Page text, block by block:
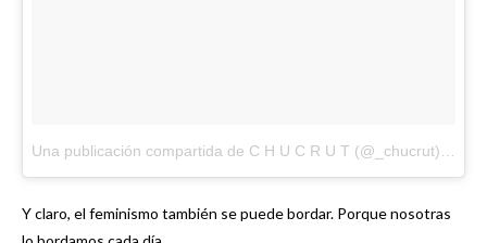
Y claro, el feminismo también se puede bordar. Porque nosotras